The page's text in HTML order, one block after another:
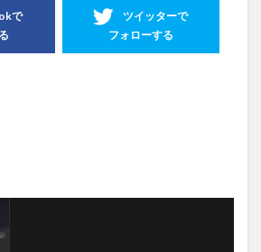
ツイッターで
フォローする
で